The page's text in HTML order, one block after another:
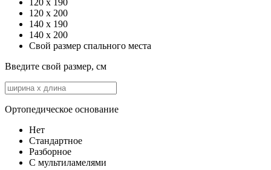
120 x 200
140 x 190
140 x 200
Свой размер спального места
Введите свой размер, см
Ортопедическое основание
Нет
Стандартное
Разборное
С мультиламелями